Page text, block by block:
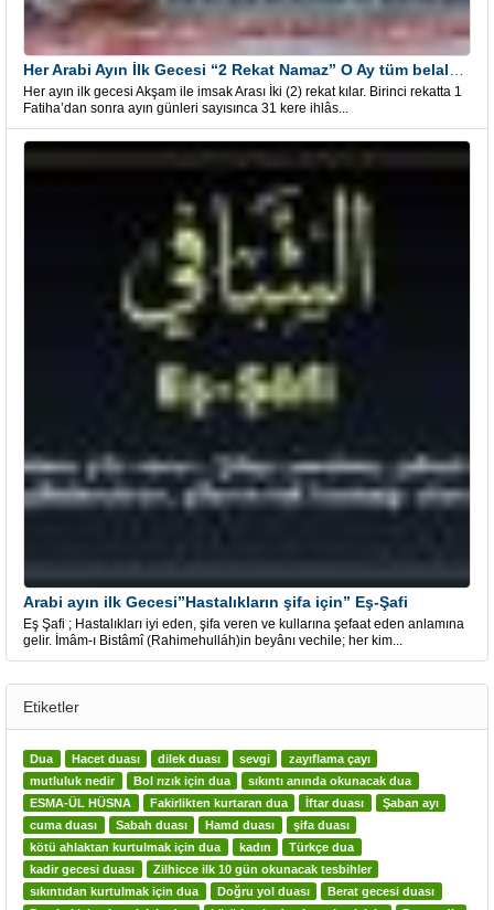
Her ayın ilk gecesi Akşam ile imsak Arası İki (2) rekat kılar. Birinci rekatta 1
Fatiha’dan sonra ayın günleri sayısınca 31 kere ihlâs...
Arabi ayın ilk Gecesi”Hastalıkların şifa için” Eş-Şafi
Eş Şafi ; Hastalıkları iyi eden, şifa veren ve kullarına şefaat eden anlamına
gelir. İmâm-ı Bistâmî (Rahimehulláh)in beyânı vechile; her kim...
Etiketler
Dua Hacet duası dilek duası sevgi
zayıflama çayı
mutluluk nedir
Bol rızık için dua
sıkıntı anında okunacak dua
ESMA-ÜL HÜSNA
Fakirlikten kurtaran dua İftar duası
Şaban ayı
cuma duası
Sabah duası Hamd duası
şifa duası
kötü ahlaktan kurtulmak için dua
kadın
Türkçe dua
kadir gecesi duası
Zilhicce ilk 10 gün okunacak tesbihler
sıkıntıdan kurtulmak için dua
Doğru yol duası
Berat gecesi duası